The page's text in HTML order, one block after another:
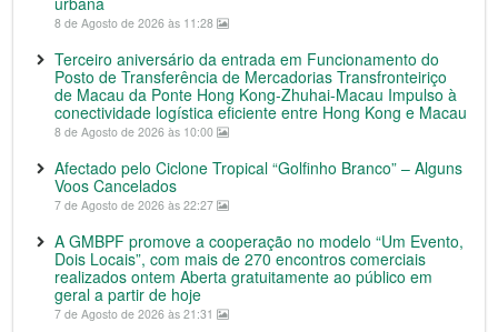
8 de Agosto de 2026 às 11:28
Terceiro aniversário da entrada em Funcionamento do
Posto de Transferência de Mercadorias Transfronteiriço
de Macau da Ponte Hong Kong-Zhuhai-Macau Impulso à
conectividade logística eficiente entre Hong Kong e Macau
8 de Agosto de 2026 às 10:00
Afectado pelo Ciclone Tropical “Golfinho Branco” – Alguns
Voos Cancelados
7 de Agosto de 2026 às 22:27
A GMBPF promove a cooperação no modelo “Um Evento,
Dois Locais”, com mais de 270 encontros comerciais
realizados ontem Aberta gratuitamente ao público em
geral a partir de hoje
7 de Agosto de 2026 às 21:31